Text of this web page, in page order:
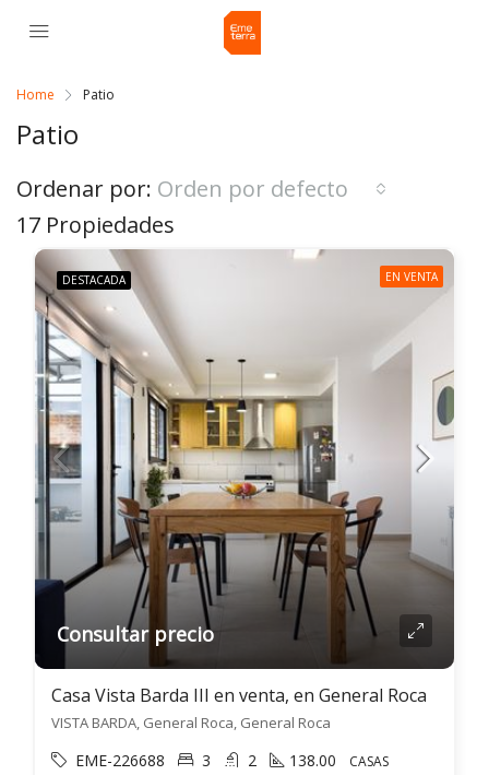
Home Patio
Patio
17 Propiedades
Ordenar por: Orden por defecto
DESTACADA EN VENTA
Consultar precio
Casa Vista Barda III en venta, en General Roca
VISTA BARDA, General Roca, General Roca
EME-226688 3 2 138.00 CASAS